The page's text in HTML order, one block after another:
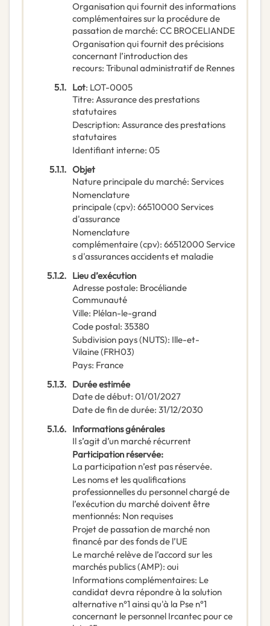
Organisation qui fournit des informations
complémentaires sur la procédure de
passation de marché: CC BROCELIANDE
Organisation qui fournit des précisions
concernant l’introduction des
recours: Tribunal administratif de Rennes
5.1. Lot: LOT-0005
Titre: Assurance des prestations
statutaires
Description: Assurance des prestations
statutaires
Identifiant interne: 05
5.1.1. Objet
Nature principale du marché: Services
Nomenclature
principale(cpv): 66510000 Services
d'assurance
Nomenclature
complémentaire(cpv): 66512000 Service
s d'assurances accidents et maladie
5.1.2. Lieu d’exécution
Adresse postale: Brocéliande
Communauté
Ville: Plélan-le-grand
Code postal: 35380
Subdivision pays (NUTS): Ille-et-
Vilaine(FRH03)
Pays: France
5.1.3. Durée estimée
Date de début: 01/01/2027
Date de fin de durée: 31/12/2030
5.1.6. Informations générales
Il s’agit d’un marché récurrent
Participation réservée:
La participation n’est pas réservée.
Les noms et les qualifications
professionnelles du personnel chargé de
l’exécution du marché doivent être
mentionnés: Non requises
Projet de passation de marché non
financé par des fonds de l’UE
Le marché relève de l’accord sur les
marchés publics (AMP): oui
Informations complémentaires: Le
candidat devra répondre à la solution
alternative n°1 ainsi qu'à la Pse n°1
concernant le personnel Ircantec pour ce